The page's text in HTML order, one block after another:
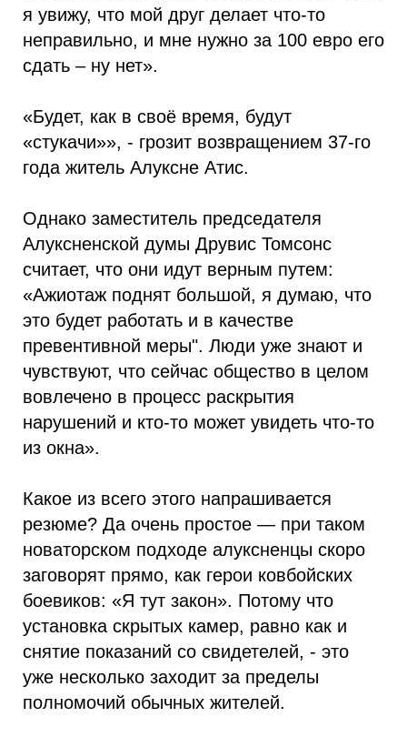
я увижу, что мой друг делает что-то
неправильно, и мне нужно за 100 евро его
сдать – ну нет».
«Будет, как в своё время, будут
«стукачи»», - грозит возвращением 37-го
года житель Алуксне Атис.
Однако заместитель председателя
Алуксненской думы Друвис Томсонс
считает, что они идут верным путем:
«Ажиотаж поднят большой, я думаю, что
это будет работать и в качестве
превентивной меры". Люди уже знают и
чувствуют, что сейчас общество в целом
вовлечено в процесс раскрытия
нарушений и кто-то может увидеть что-то
из окна».
Какое из всего этого напрашивается
резюме? Да очень простое — при таком
новаторском подходе алуксненцы скоро
заговорят прямо, как герои ковбойских
боевиков: «Я тут закон». Потому что
установка скрытых камер, равно как и
снятие показаний со свидетелей, - это
уже несколько заходит за пределы
полномочий обычных жителей.